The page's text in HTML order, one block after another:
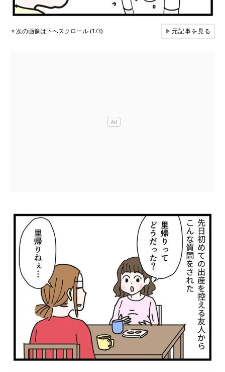
▼次の画像は下へスクロール (1/3) ▶元記事を見る